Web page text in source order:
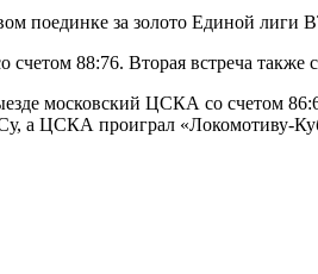
поединке за золото Единой
88:76. Вторая встреча также
московский ЦСКА со счетом
а ЦСКА проиграл «Локомотиву-